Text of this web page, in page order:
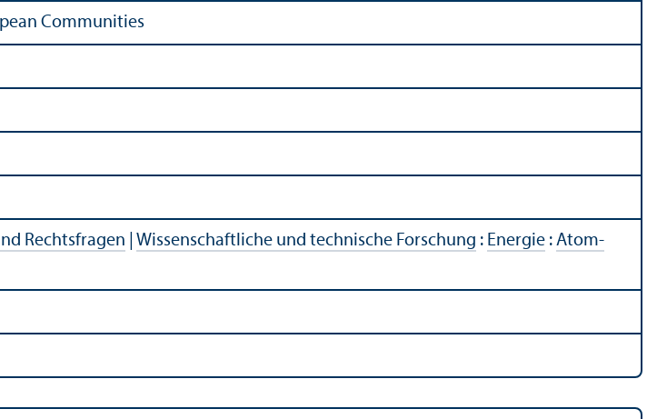
Communities
Rechts­fragen Wissenschaft­liche und technische Forschung : Energie : Atom­